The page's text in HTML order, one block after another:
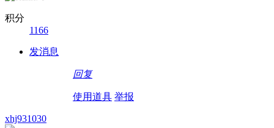
积分
1166
发消息
回复
使用道具 举报
xhj931030